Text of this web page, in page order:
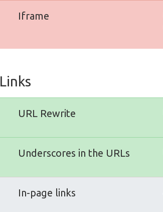
Iframe
URL Rewrite
Underscores in the URLs
In-page links